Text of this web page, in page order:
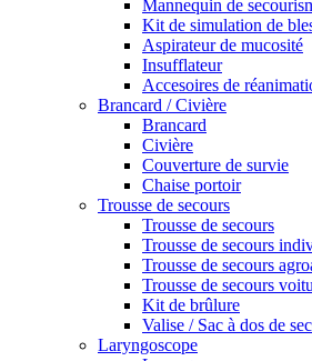
Mannequin de
Kit de simulation de
Aspirateur de mucosité
Insufflateur
Accesoires de
Brancard / Civière
Brancard
Civière
Couverture de survie
Chaise portoir
Trousse de secours
Trousse de secours
Trousse de secours
Trousse de secours
Trousse de secours
Kit de brûlure
Valise / Sac à dos de
Laryngoscope